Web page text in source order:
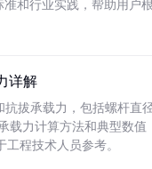
和行业实践，帮助用户
详解
拔承载力，包括螺杆直
载力计算方法和典型数
程技术人员参考。